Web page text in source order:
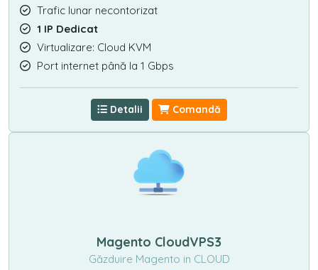
Trafic lunar necontorizat
1 IP Dedicat
Virtualizare: Cloud KVM
Port internet până la 1 Gbps
Detalii Comandă
Magento CloudVPS3
Găzduire Magento in CLOUD